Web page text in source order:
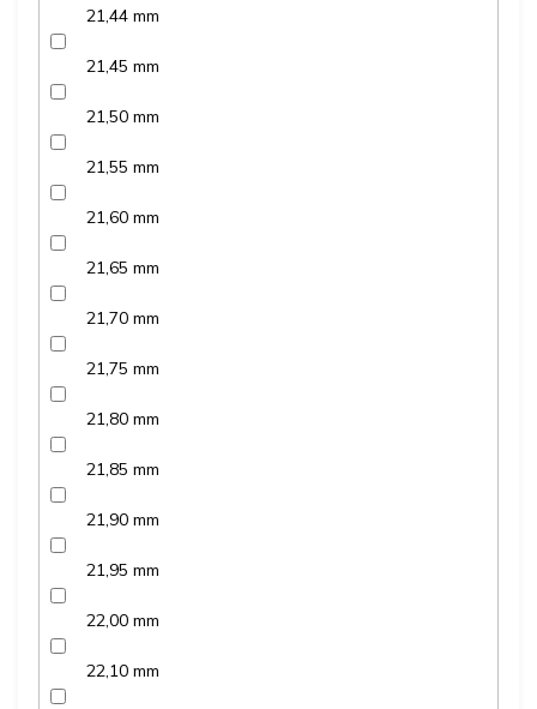
21,44 mm
21,45 mm
21,50 mm
21,55 mm
21,60 mm
21,65 mm
21,70 mm
21,75 mm
21,80 mm
21,85 mm
21,90 mm
21,95 mm
22,00 mm
22,10 mm